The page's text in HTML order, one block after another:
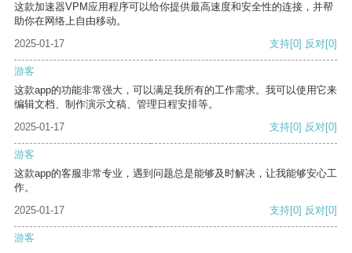
这款加速器VPM应用程序可以给你提供最高速度和安全性的连接，并帮
助你在网络上自由移动。
2025-01-17
支持[0] 反对[0]
游客
这款app的功能非常强大，可以满足我所有的工作需求。我可以使用它来
编辑文档、制作演示文稿、管理日程安排等。
2025-01-17
支持[0] 反对[0]
游客
这款app的客服非常专业，遇到问题总是能够及时解决，让我能够安心工
作。
2025-01-17
支持[0] 反对[0]
游客